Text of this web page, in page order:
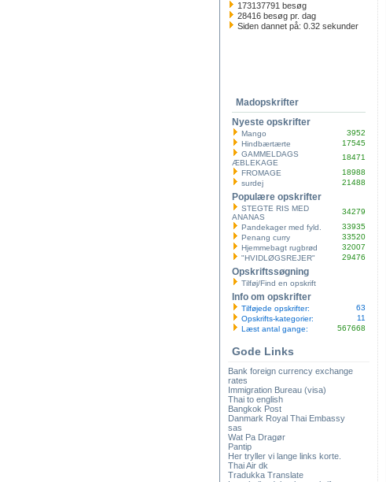
173137791 besøg
28416 besøg pr. dag
Siden dannet på: 0.32 sekunder
Madopskrifter
Nyeste opskrifter
Mango
3952
Hindbærtærte
17545
GAMMELDAGS
ÆBLEKAGE
18471
FROMAGE
18988
surdej
21488
Populære opskrifter
STEGTE RIS MED
ANANAS
34279
Pandekager med fyld.
33935
Penang curry
33520
Hjemmebagt rugbrød
32007
"HVIDLØGSREJER"
29476
Opskriftssøgning
Tilføj/Find en opskrift
Info om opskrifter
Tilføjede opskrifter:
63
Opskrifts-kategorier:
11
Læst antal gange:
567668
Gode Links
Bank foreign currency exchange
rates
Immigration Bureau (visa)
Thai to english
Bangkok Post
Danmark Royal Thai Embassy
sas
Wat Pa Dragør
Pantip
Her tryller vi lange links korte.
Thai Air dk
Tradukka Translate